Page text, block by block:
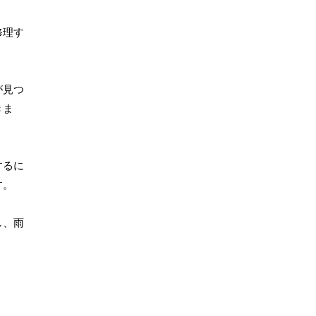
理す
見つ
るに
、雨